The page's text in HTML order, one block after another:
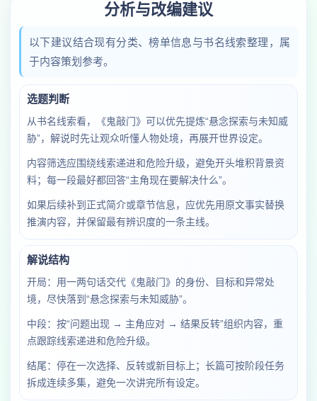
分析与改编建议
以下建议结合现有分类、榜单信息与书名线索整理，属
于内容策划参考。
选题判断
从书名线索看，《鬼敲门》可以优先提炼“悬念探索与未知威
胁”，解说时先让观众听懂人物处境，再展开世界设定。
内容筛选应围绕线索递进和危险升级，避免开头堆积背景资
料；每一段最好都回答“主角现在要解决什么”。
如果后续补到正式简介或章节信息，应优先用原文事实替换
推演内容，并保留最有辨识度的一条主线。
解说结构
开局：用一两句话交代《鬼敲门》的身份、目标和异常处
境，尽快落到“悬念探索与未知威胁”。
中段：按“问题出现 → 主角应对 → 结果反转”组织内容，重
点跟踪线索递进和危险升级。
结尾：停在一次选择、反转或新目标上；长篇可按阶段任务
拆成连续多集，避免一次讲完所有设定。